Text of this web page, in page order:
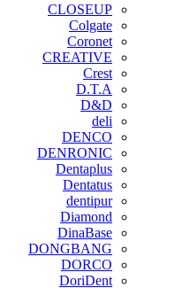
CLOSEUP
Colgate
Coronet
CREATIVE
Crest
D.T.A
D&D
deli
DENCO
DENRONIC
Dentaplus
Dentatus
dentipur
‌Diamond
DinaBase
DONGBANG
DORCO
DoriDent